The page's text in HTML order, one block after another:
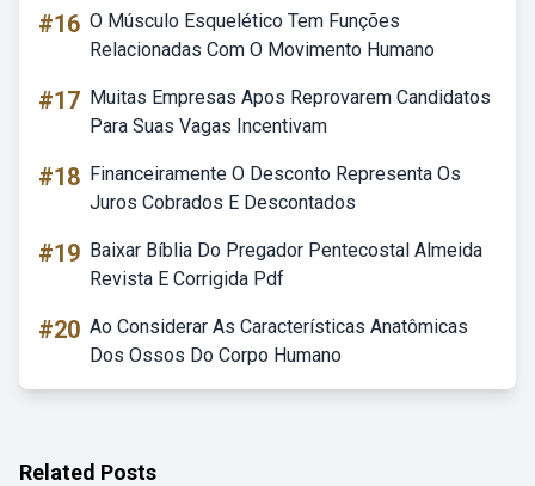
#16 O Músculo Esquelético Tem Funções
Relacionadas Com O Movimento Humano
#17 Muitas Empresas Apos Reprovarem Candidatos
Para Suas Vagas Incentivam
#18 Financeiramente O Desconto Representa Os
Juros Cobrados E Descontados
#19 Baixar Bíblia Do Pregador Pentecostal Almeida
Revista E Corrigida Pdf
#20 Ao Considerar As Características Anatômicas
Dos Ossos Do Corpo Humano
Related Posts